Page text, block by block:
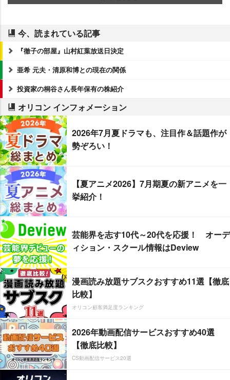
今、読まれている記事
『徹子の部屋』山村紅葉放送日決定
亜希 元夫・清原和博との現在の関係
投資家の桐谷さん長年保有の株紹介
オリコン インフォメーション
2026年7月夏ドラマも、注目作＆話題作が
勢ぞろい！
【夏アニメ2026】7月期夏の新アニメを一
挙紹介！
芸能界を志す10代～20代を応援！ オーデ
ィション・スクール情報はDeview
漫画読み放題サブスクおすすめ11選【徹底
比較】
オリコン顧客満足度ランキング
2026年動画配信サービスおすすめ40選
【徹底比較】
CS動画配信サービス20選